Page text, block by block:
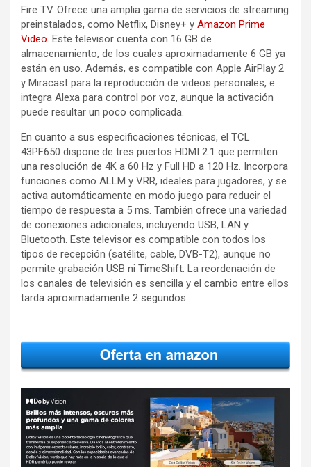
Fire TV. Ofrece una amplia gama de servicios de streaming
preinstalados, como Netflix, Disney+ y Amazon Prime
Video. Este televisor cuenta con 16 GB de
almacenamiento, de los cuales aproximadamente 6 GB ya
están en uso. Además, es compatible con Apple AirPlay 2
y Miracast para la reproducción de videos personales, e
integra Alexa para control por voz, aunque la activación
puede resultar un poco complicada.
En cuanto a sus especificaciones técnicas, el TCL
43PF650 dispone de tres puertos HDMI 2.1 que permiten
una resolución de 4K a 60 Hz y Full HD a 120 Hz. Incorpora
funciones como ALLM y VRR, ideales para jugadores, y se
activa automáticamente en modo juego para reducir el
tiempo de respuesta a 5 ms. También ofrece una variedad
de conexiones adicionales, incluyendo USB, LAN y
Bluetooth. Este televisor es compatible con todos los
tipos de recepción (satélite, cable, DVB-T2), aunque no
permite grabación USB ni TimeShift. La reordenación de
los canales de televisión es sencilla y el cambio entre ellos
tarda aproximadamente 2 segundos.